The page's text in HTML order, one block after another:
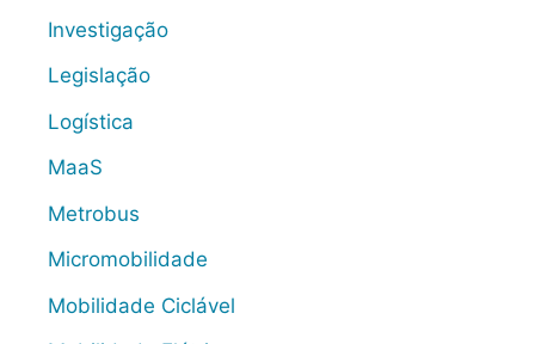
Investigação
Legislação
Logística
MaaS
Metrobus
Micromobilidade
Mobilidade Ciclável